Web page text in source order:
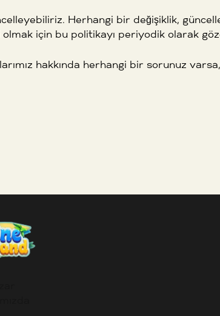
Herhangi bir değişiklik,
olmak için bu politikayı periyodik olarak
hakkında herhangi bir sorunuz